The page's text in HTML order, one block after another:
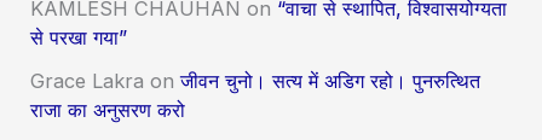
KAMLESH CHAUHAN on “वाचा से स्थापित, विश्वासयोग्यता
से परखा गया”
Grace Lakra onजीवन चुनो। सत्य में अडिग रहो। पुनरुत्थित
राजा का अनुसरण करो